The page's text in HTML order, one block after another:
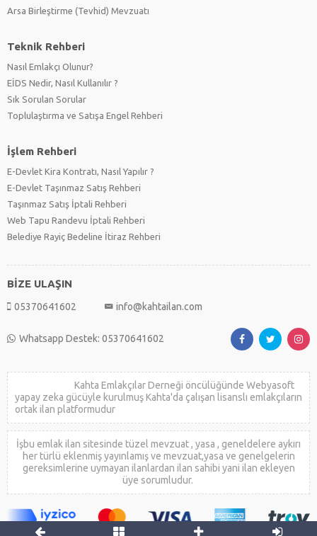
Arsa Birleştirme (Tevhid) Mevzuatı
Teknik Rehberi
Nasıl Emlakçı Olunur?
EİDS Nedir, Nasıl Kullanılır ?
Sık Sorulan Sorular
Toplulaştırma ve Satışa Engel Rehberi
İşlem Rehberi
E-Devlet Kira Kontratı, Nasıl Yapılır ?
E-Devlet Taşınmaz Satış Rehberi
Taşınmaz Satış İptali Rehberi
Web Tapu Randevu İptali Rehberi
Belediye Rayiç Bedeline İtiraz Rehberi
BİZE ULAŞIN
05370641602 info@kahtailan.com
Whatsapp Destek: 05370641602
Kahta Emlakçılar Derneği öncülüğünde Webyasoft
yapay zeka gücüyle kurulmuş Kahta'da çalışan lisanslı emlakçıların
ortak ilan platformudur
İşbu emlak ilan sitesinde tüzel mevzuat , yasa , geneldelere aykırı
her türlü eklenmiş yayınlamış ve mevzuat,yasa ve genelgelerin
gereksimlerine uymayan ilanlardan ilan sahibi yani ilan ekleyen
üye sorumludur.